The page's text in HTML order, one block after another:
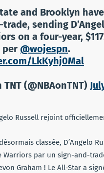
and Brooklyn
sending
on a four-year,
per @wojespn.
LkKyhj0Mal
(@NBAonTNT)
Russell rejoint
classée, D’Angelo
Warriors par un sign-and-
Graham ! Le All-Star a